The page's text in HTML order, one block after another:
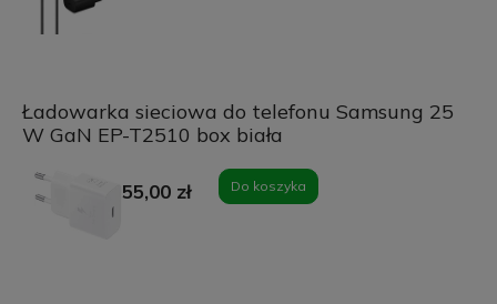
Ładowarka sieciowa do telefonu Samsung 25
W GaN EP-T2510 box biała
55,00 zł Do koszyka